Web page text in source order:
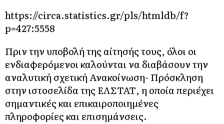
https://circa.statistics.gr/pls/htmldb/f?
p=427:5558
Πριν την υποβολή της αίτησής τους, όλοι οι
ενδιαφερόμενοι καλούνται να διαβάσουν την
αναλυτική σχετική Ανακοίνωση- Πρόσκληση
στην ιστοσελίδα της ΕΛΣΤΑΤ, η οποία περιέχει
σημαντικές και επικαιροποιημένες
πληροφορίες και επισημάνσεις.